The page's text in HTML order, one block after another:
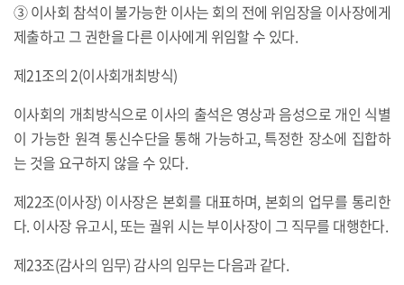
③ 이사회 참석이 불가능한 이사는 회의 전에 위임장을 이사장에게
제출하고 그 권한을 다른 이사에게 위임할 수 있다.
제21조의 2(이사회개최방식)
이사회의 개최방식으로 이사의 출석은 영상과 음성으로 개인 식별
이 가능한 원격 통신수단을 통해 가능하고, 특정한 장소에 집합하
는 것을 요구하지 않을 수 있다.
제22조(이사장) 이사장은 본회를 대표하며, 본회의 업무를 통리한
다. 이사장 유고시, 또는 궐위 시는 부이사장이 그 직무를 대행한다.
제23조(감사의 임무) 감사의 임무는 다음과 같다.